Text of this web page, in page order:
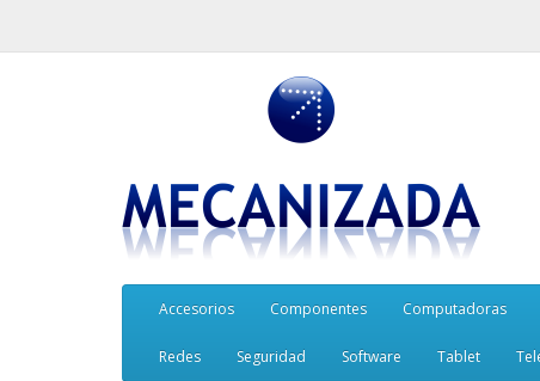
Accesorios Componentes Computadoras
Redes Seguridad Software Tablet